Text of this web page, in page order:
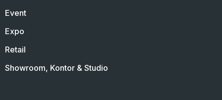
Event
Expo
Retail
Showroom, Kontor & Studio